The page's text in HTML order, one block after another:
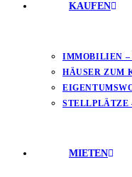
KAUFEN
IMMOBILIEN –
HÄUSER ZUM
STELLPLÄTZE
MIETEN